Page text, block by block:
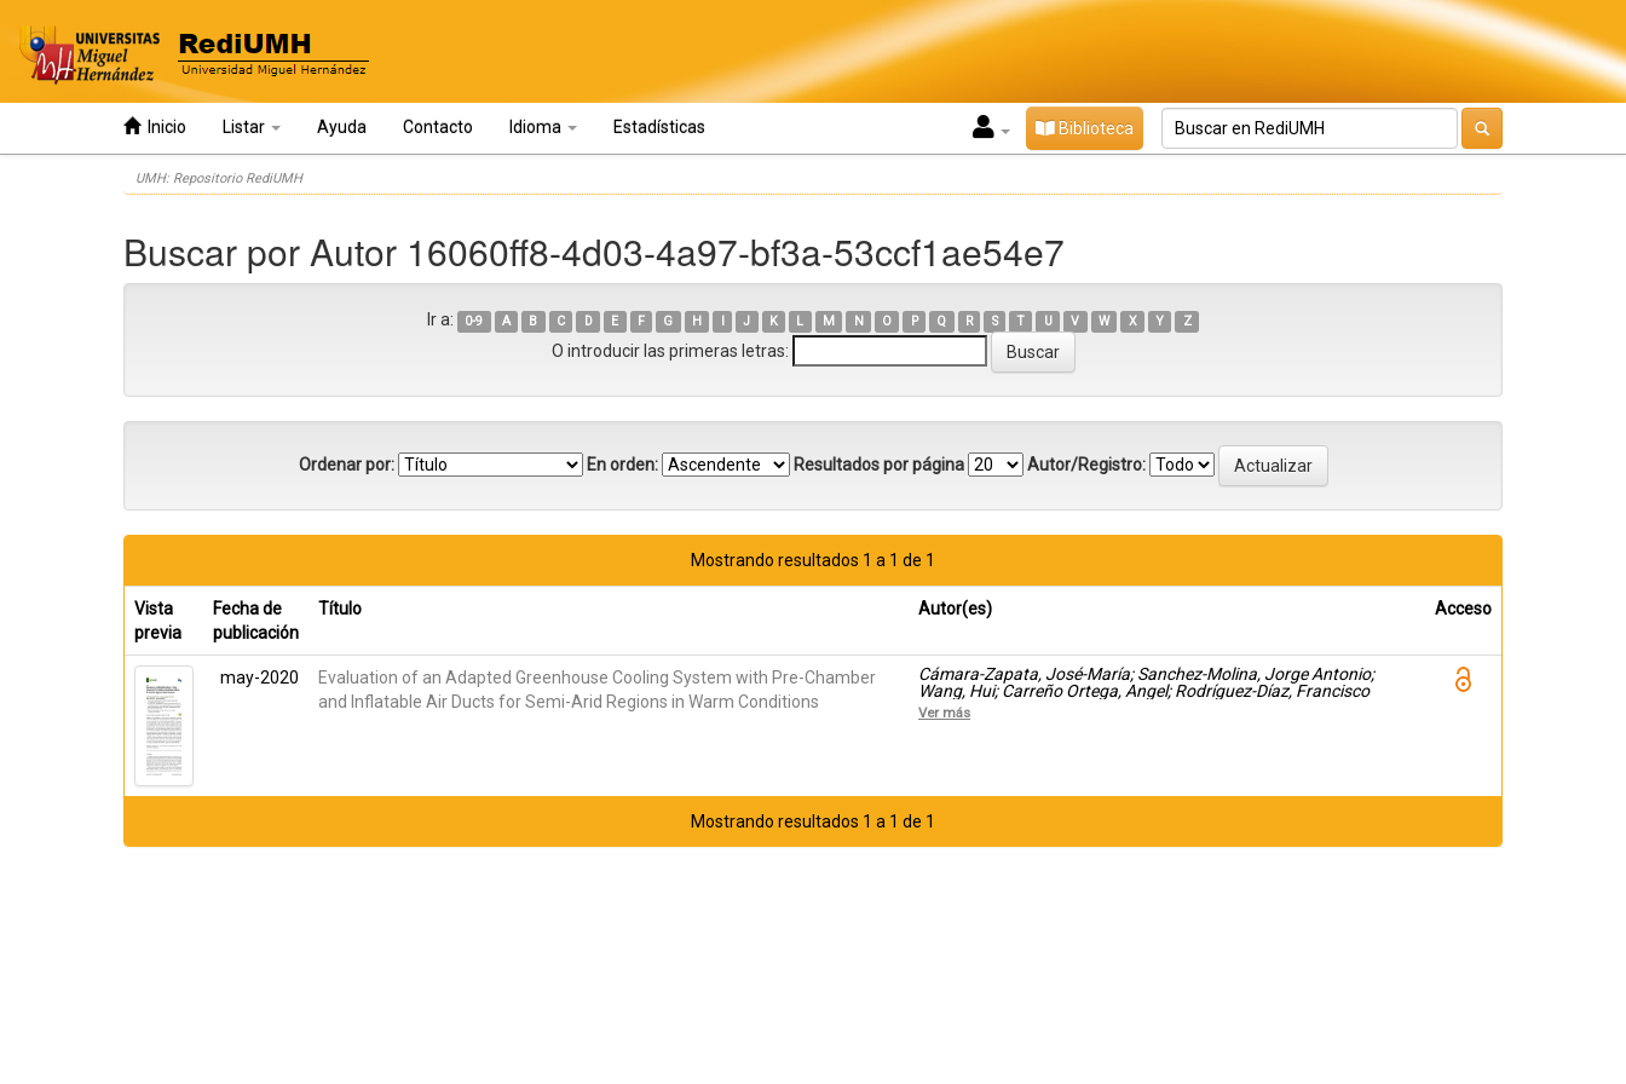
Inicio Listar Ayuda Contacto Idioma Estadísticas Biblioteca
UMH: Repositorio RediUMH
Buscar por Autor 16060ff8-4d03-4a97-bf3a-53ccf1ae54e7
Ir a: 0-9 A B C D E F G H I J K L M N O P Q R S T U V W X Y Z
O introducir las primeras letras:
Ordenar por: En orden: Resultados por página Autor/Registro:
Mostrando resultados 1 a 1 de 1
Vista
previa
Fecha de
publicación
Título Autor(es) Acceso
may-2020
Evaluation of an Adapted Greenhouse Cooling System with Pre-Chamber
and Inflatable Air Ducts for Semi-Arid Regions in Warm Conditions
Cámara-Zapata, José-María; Sanchez-Molina, Jorge Antonio;
Wang, Hui; Carreño Ortega, Angel; Rodríguez-Díaz, Francisco
Ver más
Mostrando resultados 1 a 1 de 1